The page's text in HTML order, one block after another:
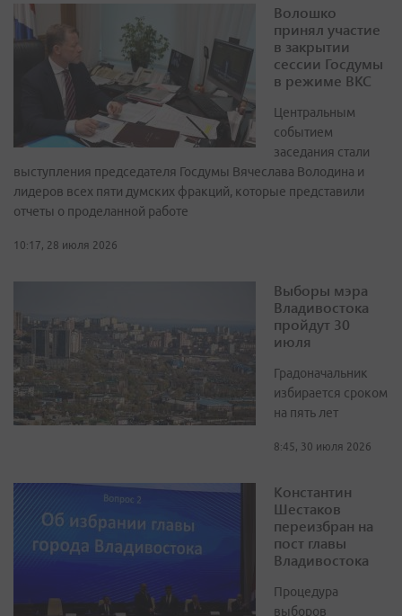
Волошко
принял участие
в закрытии
сессии Госдумы
в режиме ВКС
Центральным
событием
заседания стали
выступления председателя Госдумы Вячеслава Володина и
лидеров всех пяти думских фракций, которые представили
отчеты о проделанной работе
10:17, 28 июля 2026
Выборы мэра
Владивостока
пройдут 30
июля
Градоначальник
избирается сроком
на пять лет
8:45, 30 июля 2026
Константин
Шестаков
переизбран на
пост главы
Владивостока
Процедура
выборов